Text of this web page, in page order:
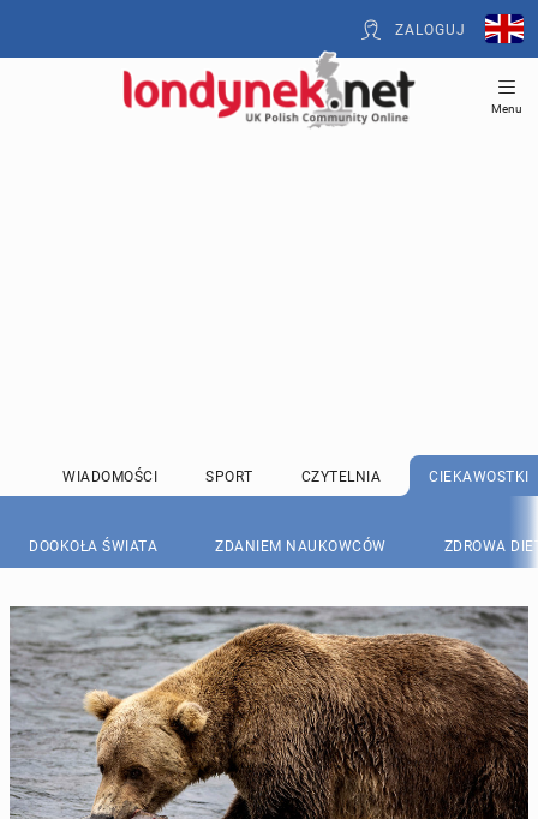
ZALOGUJ
Menu
WIADOMOŚCI SPORT CZYTELNIA CIEKAWOSTKI
DOOKOŁA ŚWIATA ZDANIEM NAUKOWCÓW ZDROWA